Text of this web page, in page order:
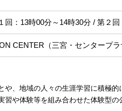
回：13時00分～14時30分 / 第２
CENTER（三宮・センタープラ
や、地域の人々の生涯学習に積極的
習や体験等を組み合わせた体験型の